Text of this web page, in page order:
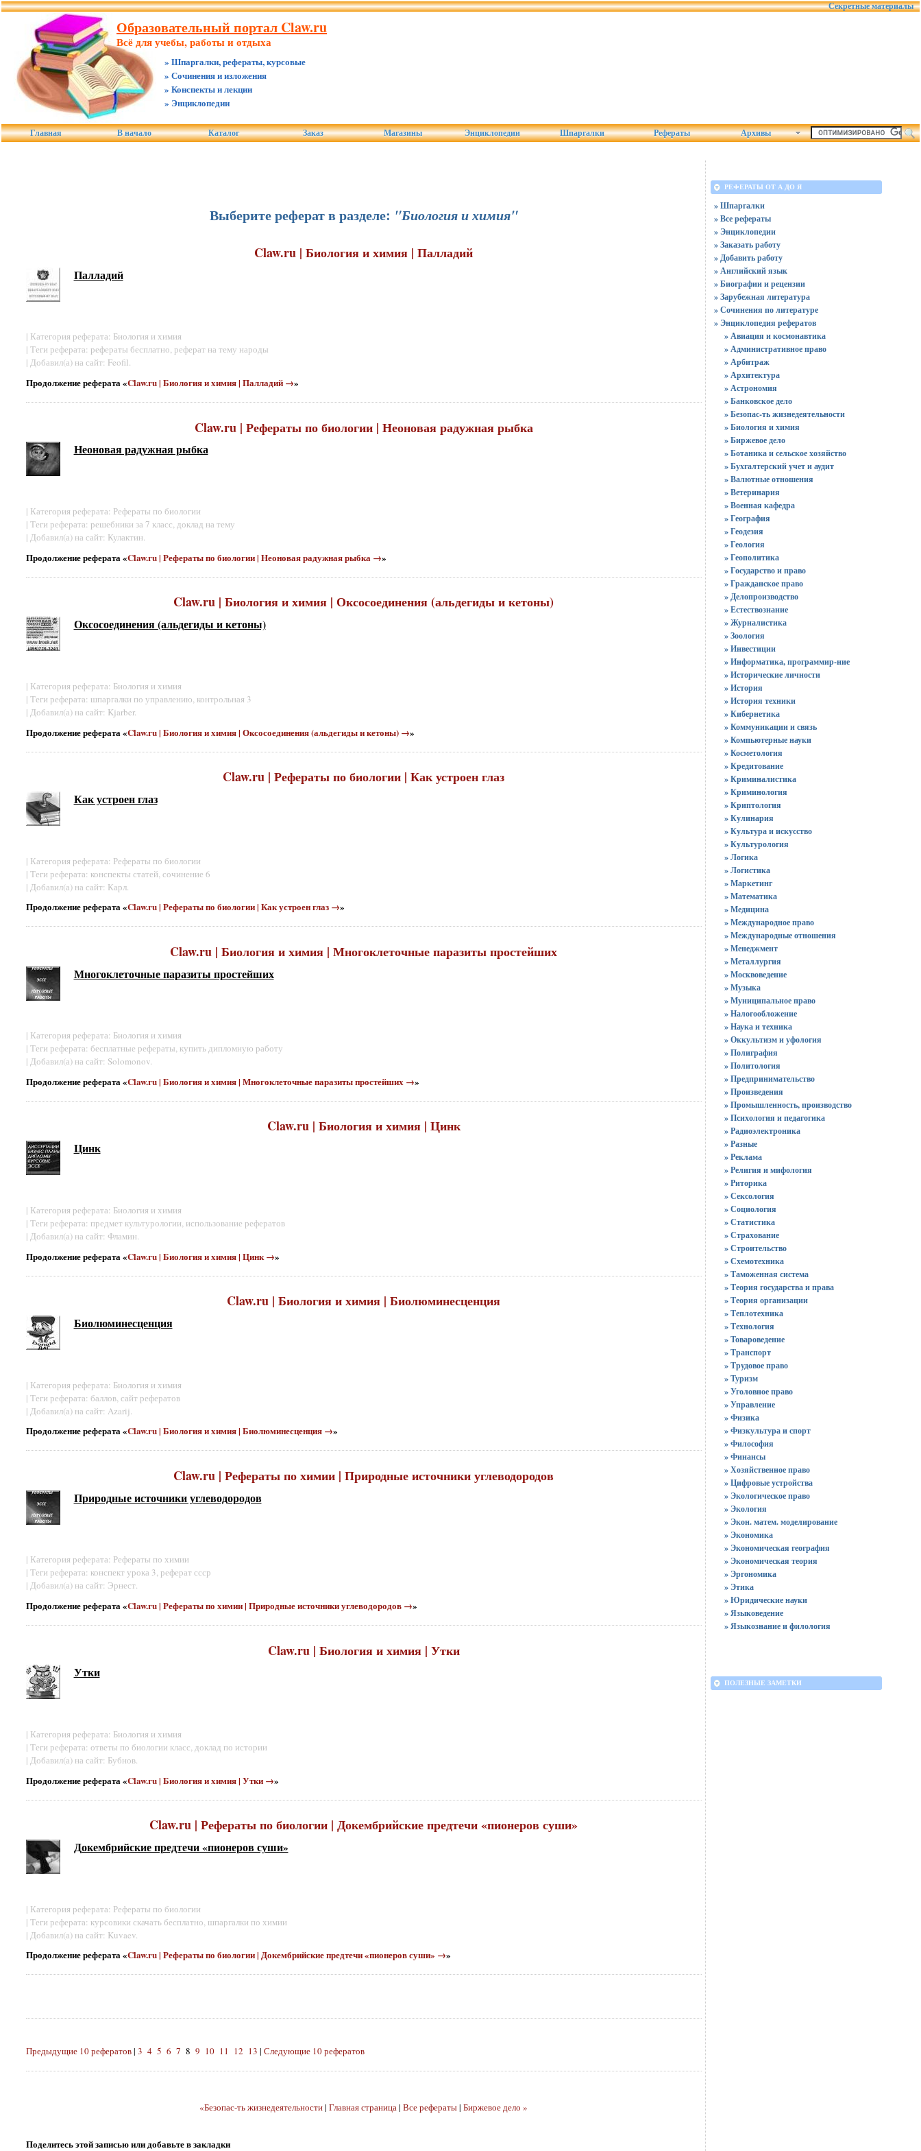
Секретные материалы
Образовательный портал Claw.ru
Всё для учебы, работы и отдыха
» Шпаргалки, рефераты, курсовые
» Сочинения и изложения
» Конспекты и лекции
» Энциклопедии
Главная В начало Каталог Заказ Магазины Энциклопедии Шпаргалки Рефераты Архивы
Выберите реферат в разделе: "Биология и химия"
Claw.ru | Биология и химия | Палладий
Палладий
| Категория реферата: Биология и химия
| Теги реферата: рефераты бесплатно, реферат на тему народы
| Добавил(а) на сайт: Feofil.
Продолжение реферата «Claw.ru | Биология и химия | Палладий →»
Claw.ru | Рефераты по биологии | Неоновая радужная рыбка
Неоновая радужная рыбка
| Категория реферата: Рефераты по биологии
| Теги реферата: решебники за 7 класс, доклад на тему
| Добавил(а) на сайт: Кулактин.
Продолжение реферата «Claw.ru | Рефераты по биологии | Неоновая радужная рыбка →»
Claw.ru | Биология и химия | Оксосоединения (альдегиды и кетоны)
Оксосоединения (альдегиды и кетоны)
| Категория реферата: Биология и химия
| Теги реферата: шпаргалки по управлению, контрольная 3
| Добавил(а) на сайт: Kjarber.
Продолжение реферата «Claw.ru | Биология и химия | Оксосоединения (альдегиды и кетоны) →»
Claw.ru | Рефераты по биологии | Как устроен глаз
Как устроен глаз
| Категория реферата: Рефераты по биологии
| Теги реферата: конспекты статей, сочинение 6
| Добавил(а) на сайт: Карл.
Продолжение реферата «Claw.ru | Рефераты по биологии | Как устроен глаз →»
Claw.ru | Биология и химия | Многоклеточные паразиты простейших
Многоклеточные паразиты простейших
| Категория реферата: Биология и химия
| Теги реферата: бесплатные рефераты, купить дипломную работу
| Добавил(а) на сайт: Solomonov.
Продолжение реферата «Claw.ru | Биология и химия | Многоклеточные паразиты простейших →»
Claw.ru | Биология и химия | Цинк
Цинк
| Категория реферата: Биология и химия
| Теги реферата: предмет культурологии, использование рефератов
| Добавил(а) на сайт: Фламин.
Продолжение реферата «Claw.ru | Биология и химия | Цинк →»
Claw.ru | Биология и химия | Биолюминесценция
Биолюминесценция
| Категория реферата: Биология и химия
| Теги реферата: баллов, сайт рефератов
| Добавил(а) на сайт: Azarij.
Продолжение реферата «Claw.ru | Биология и химия | Биолюминесценция →»
Claw.ru | Рефераты по химии | Природные источники углеводородов
Природные источники углеводородов
| Категория реферата: Рефераты по химии
| Теги реферата: конспект урока 3, реферат ссср
| Добавил(а) на сайт: Эрнест.
Продолжение реферата «Claw.ru | Рефераты по химии | Природные источники углеводородов →»
Claw.ru | Биология и химия | Утки
Утки
| Категория реферата: Биология и химия
| Теги реферата: ответы по биологии класс, доклад по истории
| Добавил(а) на сайт: Бубнов.
Продолжение реферата «Claw.ru | Биология и химия | Утки →»
Claw.ru | Рефераты по биологии | Докембрийские предтечи «пионеров суши»
Докембрийские предтечи «пионеров суши»
| Категория реферата: Рефераты по биологии
| Теги реферата: курсовики скачать бесплатно, шпаргалки по химии
| Добавил(а) на сайт: Kuvaev.
Продолжение реферата «Claw.ru | Рефераты по биологии | Докембрийские предтечи «пионеров суши» →»
Предыдущие 10 рефератов| 3 4 5 6 7 8 9 10 11 12 13 | Следующие 10 рефератов
«Безопас-ть жизнедеятельности| Главная страница| Все рефераты| Биржевое дело »
Поделитесь этой записью или добавьте в закладки
РЕФЕРАТЫ ОТ А ДО Я
» Шпаргалки
» Все рефераты
» Энциклопедии
» Заказать работу
» Добавить работу
» Английский язык
» Биографии и рецензии
» Зарубежная литература
» Сочинения по литературе
» Энциклопедия рефератов
» Авиация и космонавтика
» Административное право
» Арбитраж
» Архитектура
» Астрономия
» Банковское дело
» Безопас-ть жизнедеятельности
» Биология и химия
» Биржевое дело
» Ботаника и сельское хозяйство
» Бухгалтерский учет и аудит
» Валютные отношения
» Ветеринария
» Военная кафедра
» География
» Геодезия
» Геология
» Геополитика
» Государство и право
» Гражданское право
» Делопроизводство
» Естествознание
» Журналистика
» Зоология
» Инвестиции
» Информатика, программир-ние
» Исторические личности
» История
» История техники
» Кибернетика
» Коммуникации и связь
» Компьютерные науки
» Косметология
» Кредитование
» Криминалистика
» Криминология
» Криптология
» Кулинария
» Культура и искусство
» Культурология
» Логика
» Логистика
» Маркетинг
» Математика
» Медицина
» Международное право
» Международные отношения
» Менеджмент
» Металлургия
» Москвоведение
» Музыка
» Муниципальное право
» Налогообложение
» Наука и техника
» Оккультизм и уфология
» Полиграфия
» Политология
» Предпринимательство
» Произведения
» Промышленность, производство
» Психология и педагогика
» Радиоэлектроника
» Разные
» Реклама
» Религия и мифология
» Риторика
» Сексология
» Социология
» Статистика
» Страхование
» Строительство
» Схемотехника
» Таможенная система
» Теория государства и права
» Теория организации
» Теплотехника
» Технология
» Товароведение
» Транспорт
» Трудовое право
» Туризм
» Уголовное право
» Управление
» Физика
» Физкультура и спорт
» Философия
» Финансы
» Хозяйственное право
» Цифровые устройства
» Экологическое право
» Экология
» Экон. матем. моделирование
» Экономика
» Экономическая география
» Экономическая теория
» Эргономика
» Этика
» Юридические науки
» Языковедение
» Языкознание и филология
ПОЛЕЗНЫЕ ЗАМЕТКИ